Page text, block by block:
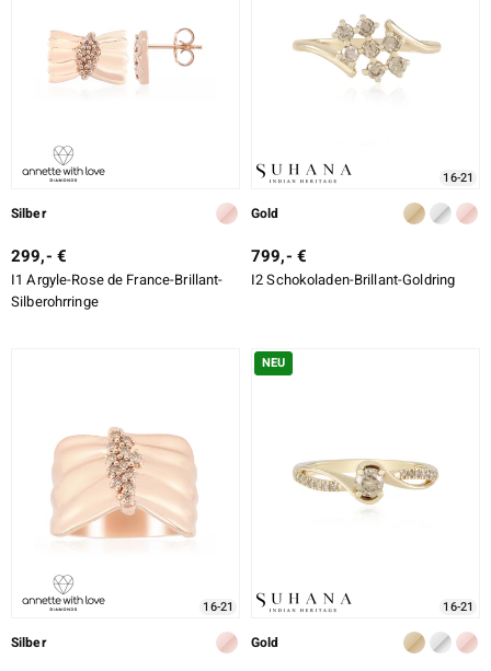
Silber
299,- €
I1 Argyle-Rose de France-Brillant-
Silberohrringe
16-21
Gold
799,- €
I2 Schokoladen-Brillant-Goldring
16-21
Silber
NEU
16-21
Gold